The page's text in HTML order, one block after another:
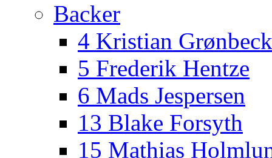
Backer
4 Kristian
5 Frederik Hentze
6 Mads Jespersen
13 Blake Forsyth
15 Mathias